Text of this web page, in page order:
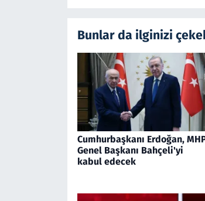
Bunlar da ilginizi
Cumhurbaşkanı Erdoğan,
Genel Başkanı Bahçeli'yi
kabul edecek